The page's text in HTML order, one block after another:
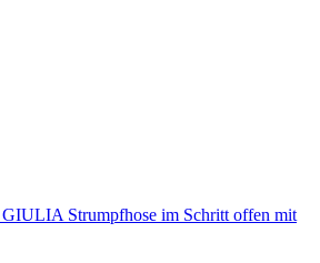
GIULIA Strumpfhose im Schritt offen mit